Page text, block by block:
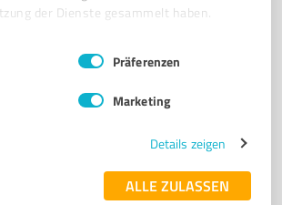
der Dienste gesammelt haben.
Präferenzen
Marketing
Details zeigen
ALLE ZULASSEN
(2 Quellen)